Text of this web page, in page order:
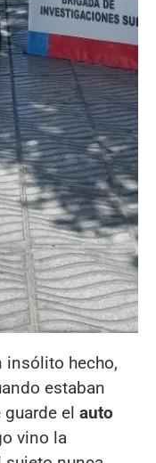
insólito hecho,
estaban
el auto
vino la